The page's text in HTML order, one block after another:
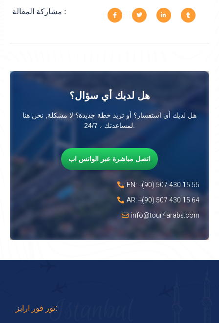
مشاركة المقالة :
هل لديك أي سؤال؟
هل لديك أي استفسار؟ أو تريد خطة جديدة؟ لا مشكلة, نحن هنا
اتصل مباشرة عبر الواتس اب
EN: +(90) 507 430 15 55
AR: +(90) 507 430 15 64
info@tour4arabs.com
تور فور ارابز: